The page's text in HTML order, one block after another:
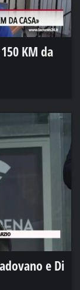
KM da
e Di